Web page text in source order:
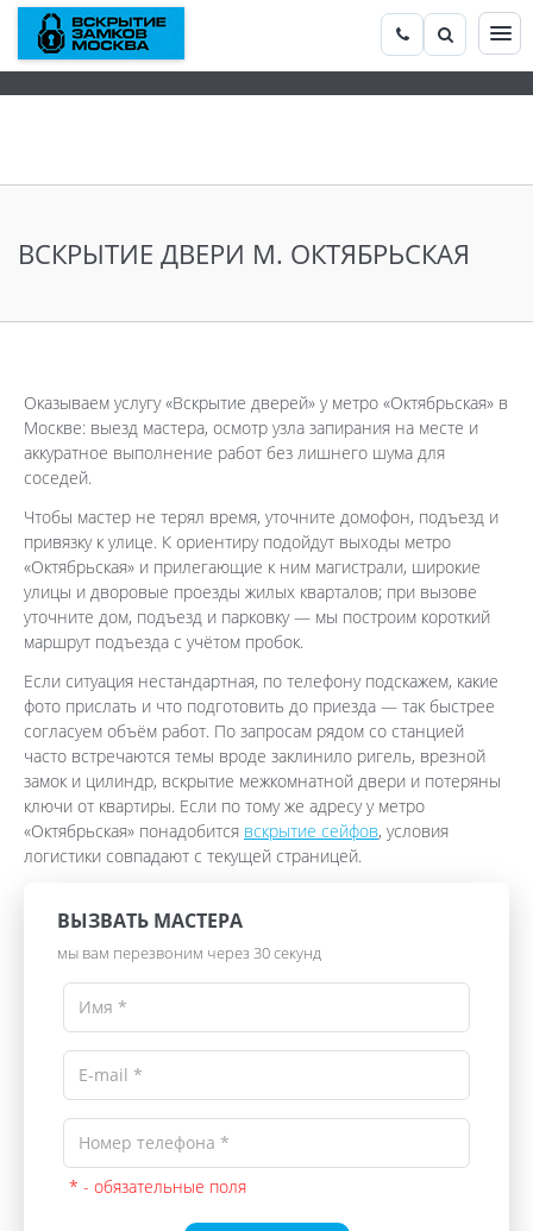
ВСКРЫТИЕ ДВЕРИ М. ОКТЯБРЬСКАЯ
Оказываем услугу «Вскрытие дверей» у метро «Октябрьская» в
Москве: выезд мастера, осмотр узла запирания на месте и
аккуратное выполнение работ без лишнего шума для
соседей.
Чтобы мастер не терял время, уточните домофон, подъезд и
привязку к улице. К ориентиру подойдут выходы метро
«Октябрьская» и прилегающие к ним магистрали, широкие
улицы и дворовые проезды жилых кварталов; при вызове
уточните дом, подъезд и парковку — мы построим короткий
маршрут подъезда с учётом пробок.
Если ситуация нестандартная, по телефону подскажем, какие
фото прислать и что подготовить до приезда — так быстрее
согласуем объём работ. По запросам рядом со станцией
часто встречаются темы вроде заклинило ригель, врезной
замок и цилиндр, вскрытие межкомнатной двери и потеряны
ключи от квартиры. Если по тому же адресу у метро
«Октябрьская» понадобится вскрытие сейфов, условия
логистики совпадают с текущей страницей.
ВЫЗВАТЬ МАСТЕРА
мы вам перезвоним через 30 секунд
* - обязательные поля